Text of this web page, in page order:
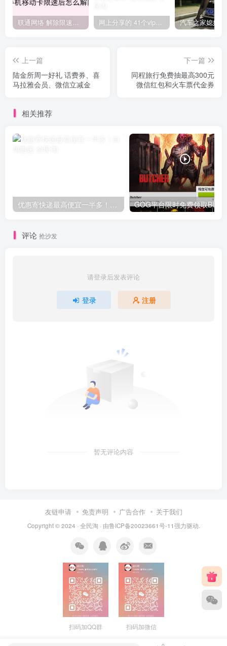
上一篇
陆金所周一好礼 话费券、喜
马拉雅会员、微信立减金
下一篇
同程旅行免费抽最高300元
微信红包和火车票代金券
相关推荐
评论 抢沙发
请登录后发表评论
登录 注册
暂无评论内容
友链申请 免责声明 广告合作 关于我们
Copyright © 2024 · 全民淘 · 由鲁ICP备20023661号-11强力驱动.
扫码加QQ群 扫码加微信